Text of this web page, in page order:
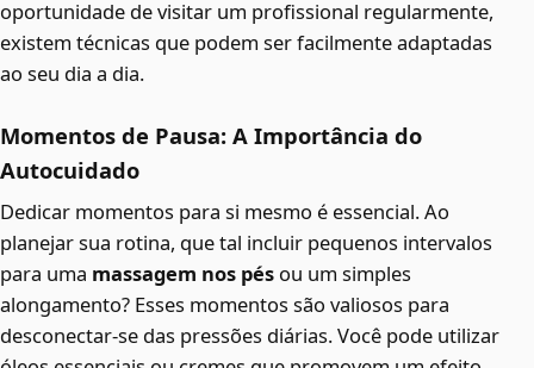
oportunidade de visitar um profissional regularmente,
existem técnicas que podem ser facilmente adaptadas
ao seu dia a dia.
Momentos de Pausa: A Importância do
Autocuidado
Dedicar momentos para si mesmo é essencial. Ao
planejar sua rotina, que tal incluir pequenos intervalos
para uma massagem nos pés ou um simples
alongamento? Esses momentos são valiosos para
desconectar-se das pressões diárias. Você pode utilizar